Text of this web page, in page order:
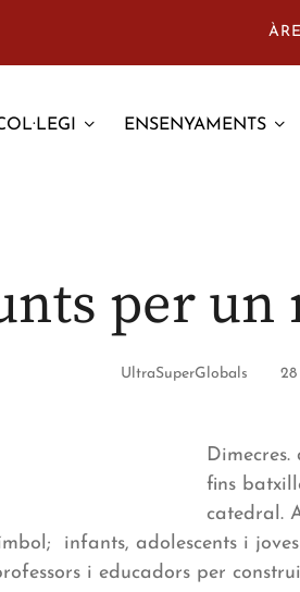
ENSENYAMENTS
per
UltraSuperGlobals 28
fins
catedral.
infants, adolescents i
i educadors per